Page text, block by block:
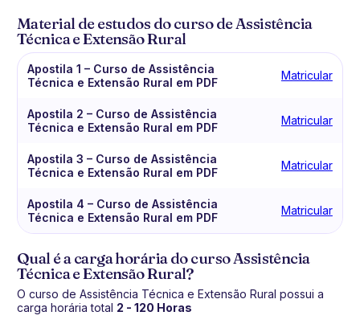
Material de estudos do curso de Assistência
Técnica e Extensão Rural
Apostila 1 – Curso de Assistência
Técnica e Extensão Rural em PDF
Matricular
Apostila 2 – Curso de Assistência
Técnica e Extensão Rural em PDF
Matricular
Apostila 3 – Curso de Assistência
Técnica e Extensão Rural em PDF
Matricular
Apostila 4 – Curso de Assistência
Técnica e Extensão Rural em PDF
Matricular
Qual é a carga horária do curso Assistência
Técnica e Extensão Rural?
O curso de Assistência Técnica e Extensão Rural possui a
carga horária total 2 - 120 Horas